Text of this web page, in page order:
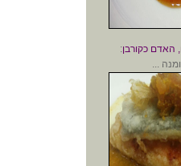
האדם כקורבן:
...